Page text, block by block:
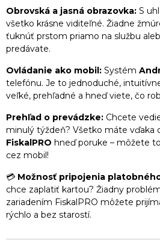
Obrovská a jasná obrazovka: S
všetko krásne viditeľné. Žiadne
ťuknúť prstom priamo na službu
predávate.
Ovládanie ako mobil: Systém
telefónu. Je to jednoduché,
veľké, prehľadné a hneď viete, čo
Prehľad o prevádzke: Chcete
minulý týždeň? Všetko máte vďaka
FiskalPRO hneď poruke – môžete
cez mobil!
💳 Možnosť pripojenia
chce zaplatiť kartou? Žiadny
zariadením FiskalPRO môžete
rýchlo a bez starostí.